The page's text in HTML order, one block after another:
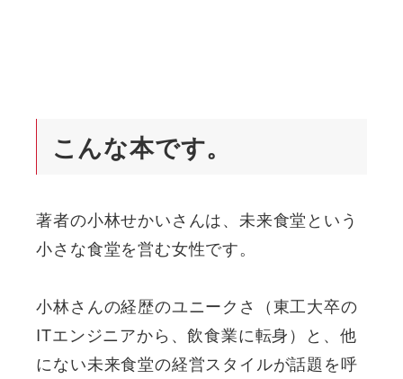
こんな本です。
著者の小林せかいさんは、未来食堂という
小さな食堂を営む女性です。
小林さんの経歴のユニークさ（東工大卒の
ITエンジニアから、飲食業に転身）と、他
にない未来食堂の経営スタイルが話題を呼